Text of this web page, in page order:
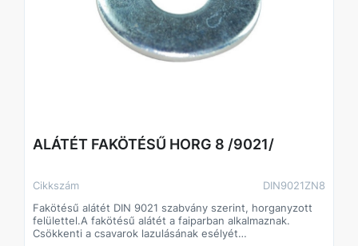
ALÁTÉT FAKÖTÉSŰ HORG 8 /9021/
Cikkszám
DIN9021ZN8
Fakötésű alátét DIN 9021 szabvány szerint, horganyzott
felülettel.A fakötésű alátét a faiparban alkalmaznak.
Csökkenti a csavarok lazulásának esélyét